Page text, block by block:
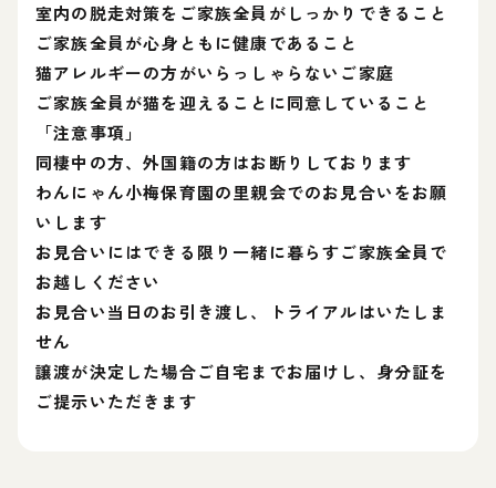
室内の脱走対策をご家族全員がしっかりできること
ご家族全員が心身ともに健康であること
猫アレルギーの方がいらっしゃらないご家庭
ご家族全員が猫を迎えることに同意していること
「注意事項」
同棲中の方、外国籍の方はお断りしております
わんにゃん小梅保育園の里親会でのお見合いをお願
いします
お見合いにはできる限り一緒に暮らすご家族全員で
お越しください
お見合い当日のお引き渡し、トライアルはいたしま
せん
譲渡が決定した場合ご自宅までお届けし、身分証を
ご提示いただきます